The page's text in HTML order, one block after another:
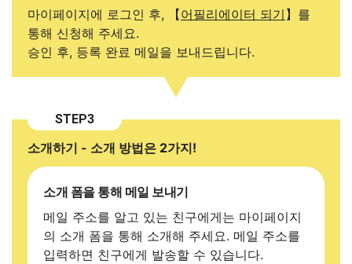
마이페이지에 로그인 후, 【어필리에이터 되기 】를
통해 신청해 주세요.
승인 후, 등록 완료 메일을 보내드립니다.
STEP3
소개하기 - 소개 방법은 2가지!
소개 폼을 통해 메일 보내기
메일 주소를 알고 있는 친구에게는 마이페이지
의 소개 폼을 통해 소개해 주세요. 메일 주소를
입력하면 친구에게 발송할 수 있습니다.